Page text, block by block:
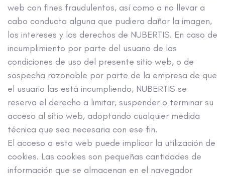
web con fines fraudulentos, así como a no llevar a
cabo conducta alguna que pudiera dañar la imagen,
los intereses y los derechos de NUBERTIS. En caso de
incumplimiento por parte del usuario de las
condiciones de uso del presente sitio web, o de
sospecha razonable por parte de la empresa de que
el usuario las está incumpliendo, NUBERTIS se
reserva el derecho a limitar, suspender o terminar su
acceso al sitio web, adoptando cualquier medida
técnica que sea necesaria con ese fin.
El acceso a esta web puede implicar la utilización de
cookies. Las cookies son pequeñas cantidades de
información que se almacenan en el navegador